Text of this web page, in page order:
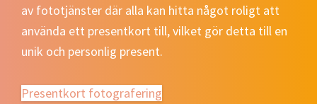
av fototjänster där alla kan hitta något roligt att
använda ett presentkort till, vilket gör detta till en
unik och personlig present.
Presentkort fotografering